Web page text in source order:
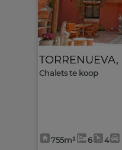
TORRENUEVA,
Chalets te koop
755m² 6 4